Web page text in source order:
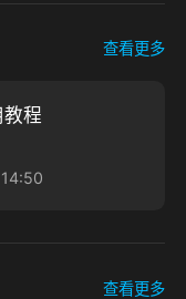
查看更多
程
查看更多